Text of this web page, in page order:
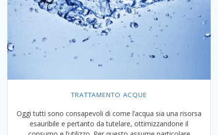
TRATTAMENTO ACQUE
Oggi tutti sono consapevoli di come l’acqua sia una risorsa
esauribile e pertanto da tutelare, ottimizzandone il